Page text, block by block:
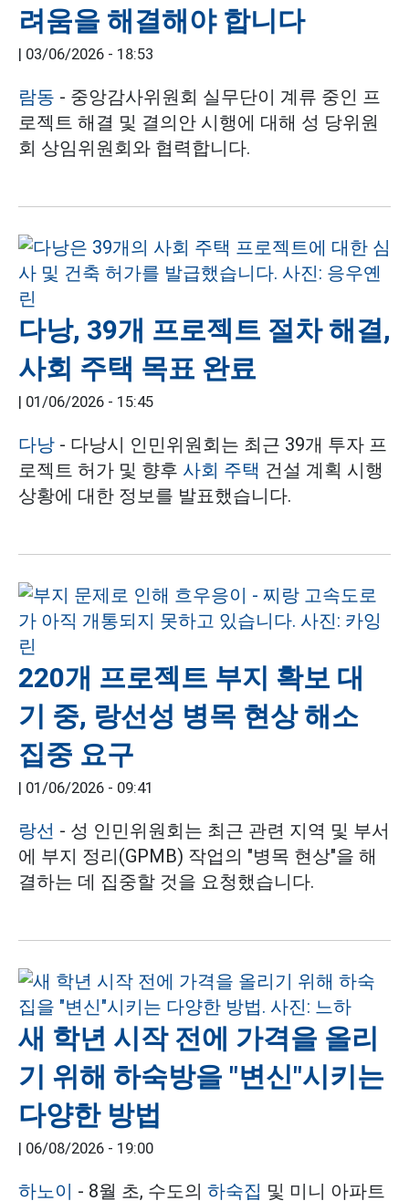
려움을 해결해야 합니다
03/06/2026 - 18:53
람동 - 중앙감사위원회 실무단이 계류 중인 프
로젝트 해결 및 결의안 시행에 대해 성 당위원
회 상임위원회와 협력합니다.
다낭, 39개 프로젝트 절차 해결,
사회 주택 목표 완료
01/06/2026 - 15:45
다낭 - 다낭시 인민위원회는 최근 39개 투자 프
로젝트 허가 및 향후 사회 주택 건설 계획 시행
상황에 대한 정보를 발표했습니다.
220개 프로젝트 부지 확보 대
기 중, 랑선성 병목 현상 해소
집중 요구
01/06/2026 - 09:41
랑선 - 성 인민위원회는 최근 관련 지역 및 부서
에 부지 정리(GPMB) 작업의 "병목 현상"을 해
결하는 데 집중할 것을 요청했습니다.
새 학년 시작 전에 가격을 올리
기 위해 하숙방을 "변신"시키는
다양한 방법
06/08/2026 - 19:00
하노이 - 8월 초, 수도의 하숙집 및 미니 아파트